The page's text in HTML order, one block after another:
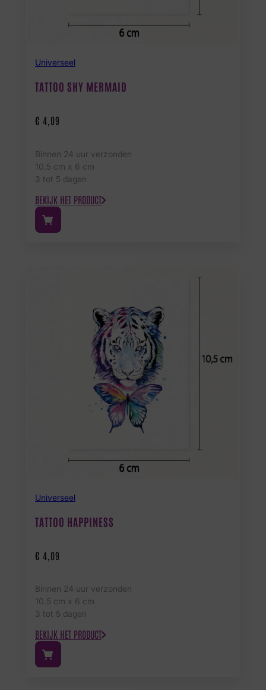
Universeel
TATTOO SHY MERMAID
€ 4,09
Binnen 24 uur verzonden
10.5 cm x 6 cm
3 tot 5 dagen
BEKIJK HET PRODUCT
Universeel
TATTOO HAPPINESS
€ 4,09
Binnen 24 uur verzonden
10.5 cm x 6 cm
3 tot 5 dagen
BEKIJK HET PRODUCT